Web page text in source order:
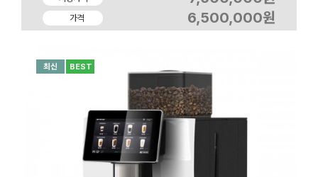
가격 6,500,000원
최신 BEST